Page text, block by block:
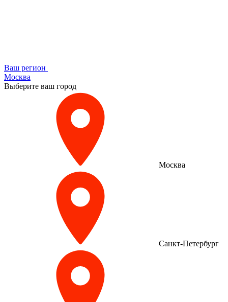
Ваш регион
Москва
Выберите ваш город
Москва
Санкт-Петербург